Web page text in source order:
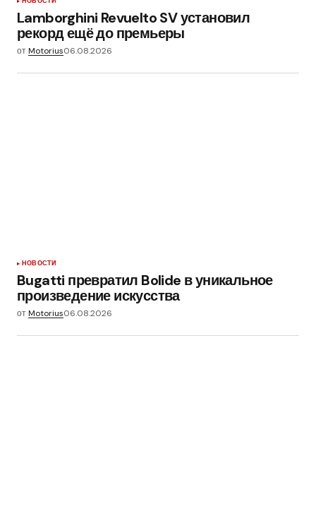
Lamborghini Revuelto SV установил
рекорд ещё до премьеры
отMotorius06.08.2026
НОВОСТИ
Bugatti превратил Bolide в уникальное
произведение искусства
отMotorius06.08.2026